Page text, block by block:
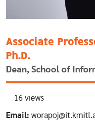
Associate
Ph.D.
Dean, School of
16 views
Email: